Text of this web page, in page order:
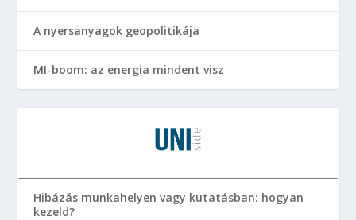
A nyersanyagok geopolitikája
MI-boom: az energia mindent visz
Hibázás munkahelyen vagy kutatásban: hogyan
kezeld?